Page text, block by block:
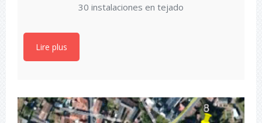
30 instalaciones en tejado
Lire plus